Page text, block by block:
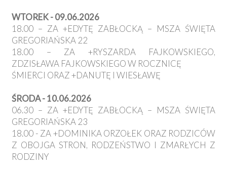
WTOREK - 09.06.2026
18.00 – ZA +EDYTĘ ZABŁOCKĄ – MSZA ŚWIĘTA
GREGORIAŃSKA 22
18.00 – ZA +RYSZARDA FAJKOWSKIEGO,
ZDZISŁAWA FAJKOWSKIEGO W ROCZNICĘ
ŚMIERCI ORAZ +DANUTĘ I WIESŁAWĘ
ŚRODA - 10.06.2026
06.30 – ZA +EDYTĘ ZABŁOCKĄ – MSZA ŚWIĘTA
GREGORIAŃSKA 23
18.00 - ZA +DOMINIKA ORZOŁEK ORAZ RODZICÓW
Z OBOJGA STRON, RODZEŃSTWO I ZMARŁYCH Z
RODZINY